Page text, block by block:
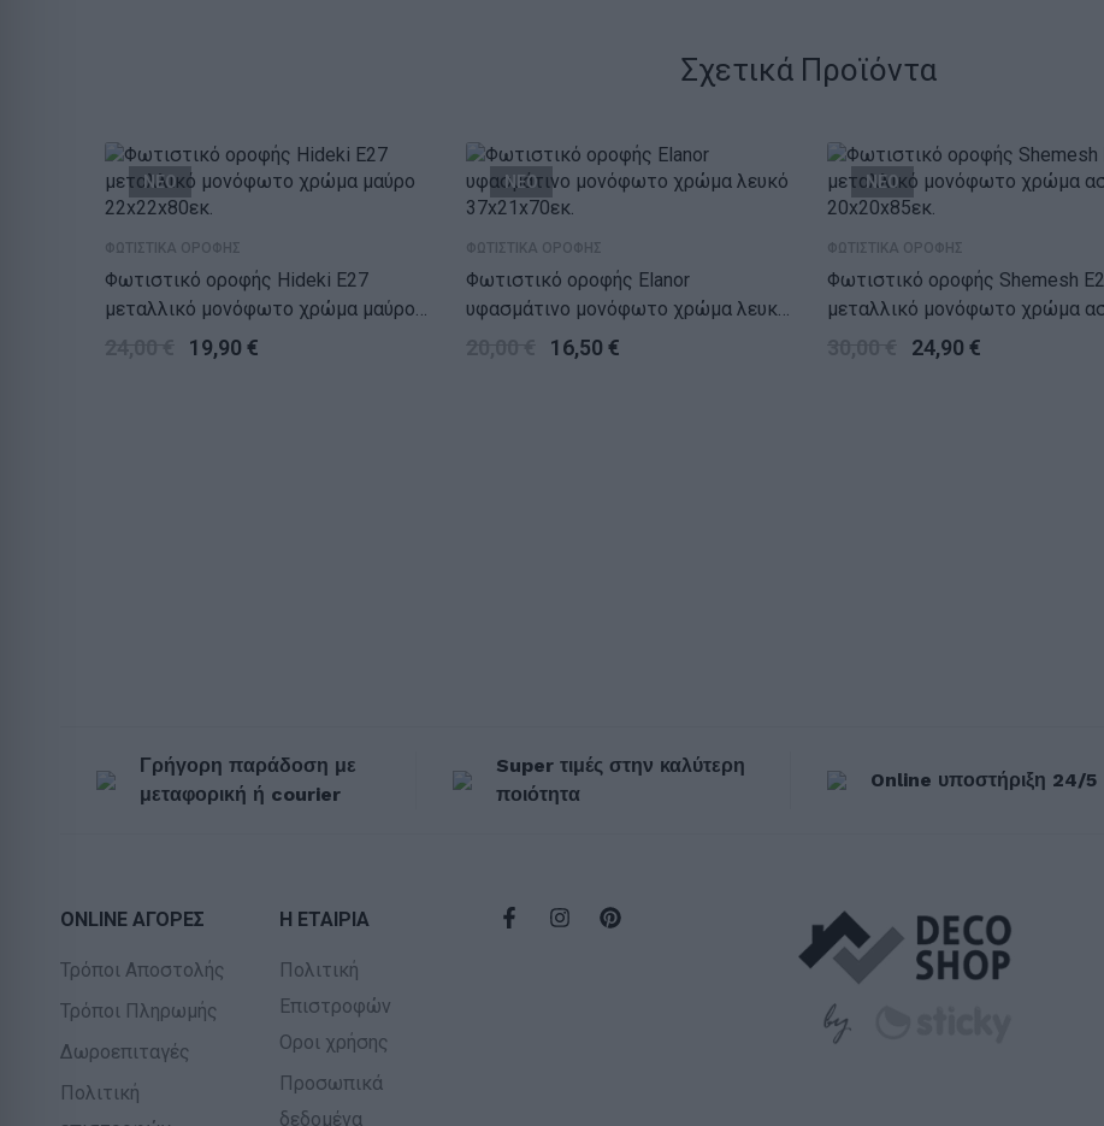
Σχετικά Προϊόντα
ΝΕΟ
ΦΩΤΙΣΤΙΚΑ ΟΡΟΦΗΣ
Φωτιστικό οροφής Hideki E27
μεταλλικό μονόφωτο χρώμα μαύρο
22x22x80εκ.19,90 €
ΝΕΟ
ΦΩΤΙΣΤΙΚΑ ΟΡΟΦΗΣ
Φωτιστικό οροφής Elanor
υφασμάτινο μονόφωτο χρώμα λευκό
37x21x70εκ.16,50 €
ΝΕΟ
ΦΩΤΙΣΤΙΚΑ ΟΡΟΦΗΣ
Φωτιστικό οροφής Shemesh E27
μεταλλικό μονόφωτο χρώμα
20x20x85εκ.24,90 €
Γρήγορη παράδοση με
μεταφορική ή courier
Super τιμές στην καλύτερη
ποιότητα
Online υποστήριξη 24/5
ONLINE ΑΓΟΡΕΣ
Τρόποι Αποστολής
Τρόποι Πληρωμής
Δωροεπιταγές
Πολιτική
Η ΕΤΑΙΡΙΑ
Πολιτική
Επιστροφών
Οροι χρήσης
Προσωπικά
δεδομένα